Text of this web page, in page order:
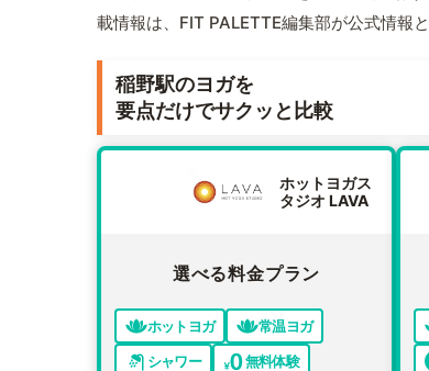
載情報は、FIT PALETTE編集部が公式情報
稲野駅のヨガを
要点だけでサクッと比較
ホットヨガス
タジオ LAVA
選べる料金プラン
ホットヨガ
常温ヨガ
シャワー
無料体験